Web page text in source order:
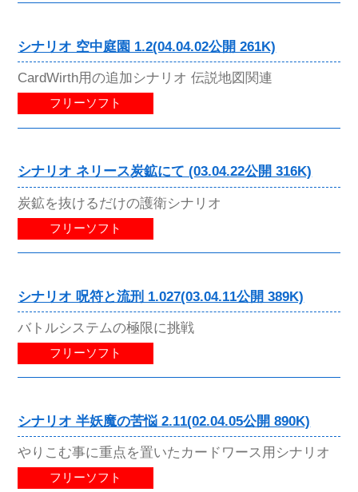
シナリオ 空中庭園 1.2(04.04.02公開 261K)
CardWirth用の追加シナリオ 伝説地図関連
フリーソフト
シナリオ ネリース炭鉱にて (03.04.22公開 316K)
炭鉱を抜けるだけの護衛シナリオ
フリーソフト
シナリオ 呪符と流刑 1.027(03.04.11公開 389K)
バトルシステムの極限に挑戦
フリーソフト
シナリオ 半妖魔の苦悩 2.11(02.04.05公開 890K)
やりこむ事に重点を置いたカードワース用シナリオ
フリーソフト